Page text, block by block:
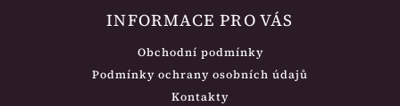
INFORMACE PRO VÁS
Obchodní podmínky
Podmínky ochrany osobních údajů
Kontakty